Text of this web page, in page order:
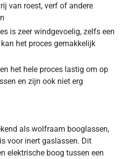
van roest, verf of andere
is zeer windgevoelig, zelfs een
het proces gemakkelijk
het hele proces lastig om op
en zijn ook niet erg
als wolfraam booglassen,
voor inert gaslassen. Dit
elektrische boog tussen een